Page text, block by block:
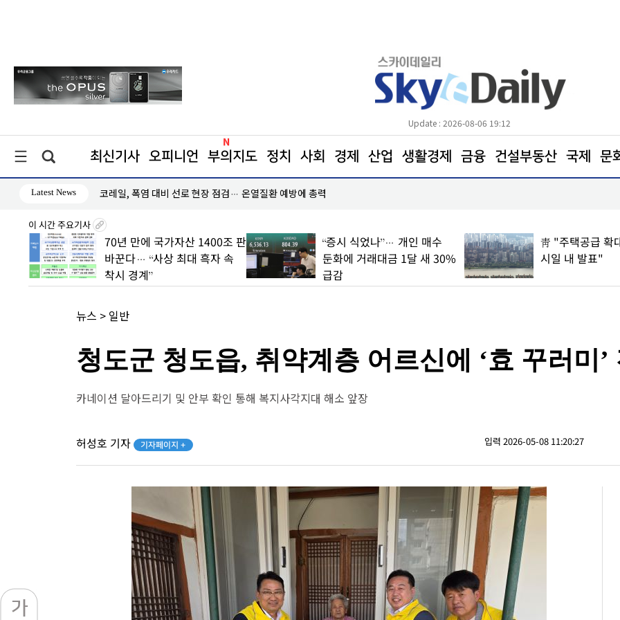
Update : 2026-08-06 19:12
최신기사 오피니언 부의지도 정치 사회 경제 산업 생활경제 금융 건설부동산 국제 문
Latest News 코레일, 폭염 대비 선로 현장 점검… 온열질환 예방에 총력
이 시간 주요기사
국가자산 1400조 판
사상 최대 흑자 속
“증시 식었나”… 개인 매수
둔화에 거래대금 1달 새 30%
靑 "주택공급 확대 방안, 빠른
시일 내 발표"
뉴스 > 일반
청도군 청도읍, 취약계층 어르신에 ‘효 꾸러미’
카네이션 달아드리기 및 안부 확인 통해 복지사각지대 해소 앞장
허성호 기자 기자페이지 + 입력 2026-05-08 11:20:27